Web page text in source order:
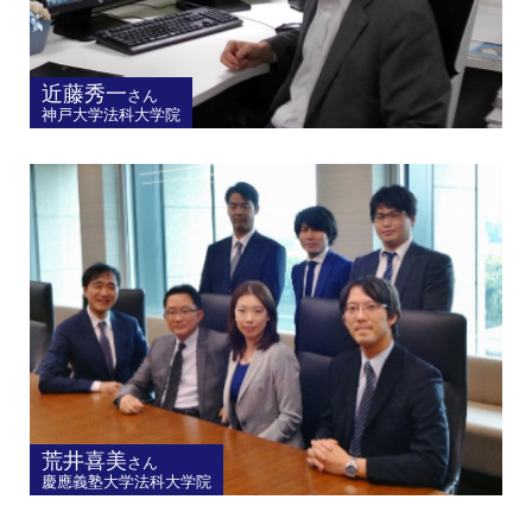
近藤秀一さん
神戸大学法科大学院
荒井喜美さん
慶應義塾大学法科大学院